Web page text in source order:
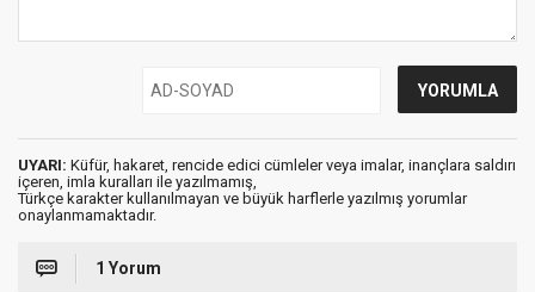
UYARI: Küfür, hakaret, rencide edici cümleler veya imalar, inançlara saldırı
içeren, imla kuralları ile yazılmamış,
Türkçe karakter kullanılmayan ve büyük harflerle yazılmış yorumlar
onaylanmamaktadır.
1 Yorum